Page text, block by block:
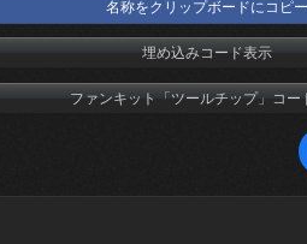
名称をクリップボードにコピー
埋め込みコード表示
ファンキット「ツールチップ」コー